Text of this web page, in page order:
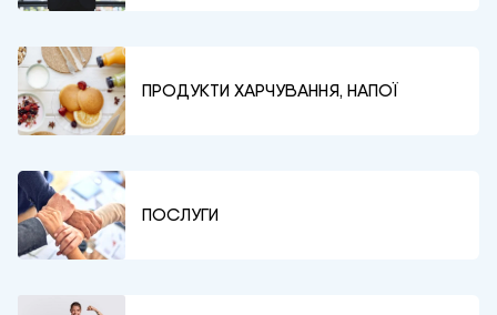
ПРОДУКТИ ХАРЧУВАННЯ, НАПОЇ
ПОСЛУГИ